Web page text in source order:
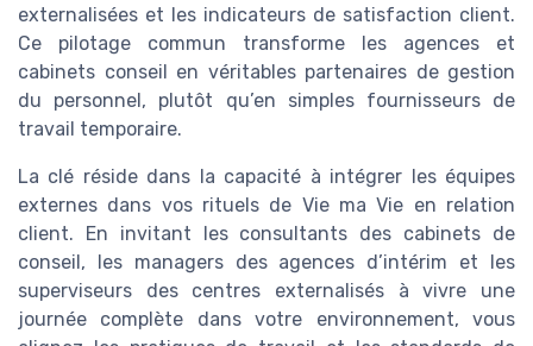
externalisées et les indicateurs de satisfaction client.
Ce pilotage commun transforme les agences et
cabinets conseil en véritables partenaires de gestion
du personnel, plutôt qu’en simples fournisseurs de
travail temporaire.
La clé réside dans la capacité à intégrer les équipes
externes dans vos rituels de Vie ma Vie en relation
client. En invitant les consultants des cabinets de
conseil, les managers des agences d’intérim et les
superviseurs des centres externalisés à vivre une
journée complète dans votre environnement, vous